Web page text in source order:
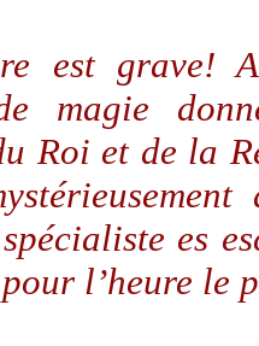
est grave!
magie
Roi et de la
es
pour l’heure